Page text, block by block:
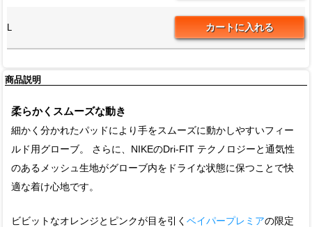
L
商品説明
柔らかくスムーズな動き
細かく分かれたパッドにより手をスムーズに動かしやすいフィー
ルド用グローブ。 さらに、NIKEのDri-FIT テクノロジーと通気性
のあるメッシュ生地がグローブ内をドライな状態に保つことで快
適な着け心地です。
ビビットなオレンジとピンクが目を引く ベイパープレミアの限定